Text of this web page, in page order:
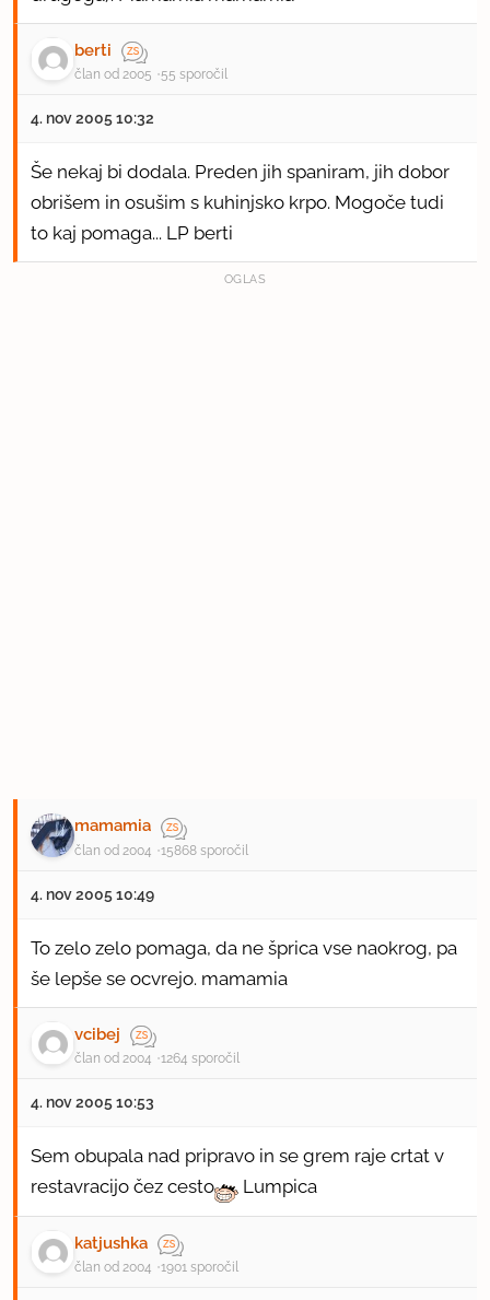
berti
član od 2005 55 sporočil
4. nov 2005 10:32
Še nekaj bi dodala. Preden jih spaniram, jih dobor
obrišem in osušim s kuhinjsko krpo. Mogoče tudi
to kaj pomaga... LP berti
OGLAS
mamamia
član od 2004 15868 sporočil
4. nov 2005 10:49
To zelo zelo pomaga, da ne šprica vse naokrog, pa
še lepše se ocvrejo. mamamia
vcibej
član od 2004 1264 sporočil
4. nov 2005 10:53
Sem obupala nad pripravo in se grem raje crtat v
restavracijo čez cesto
Lumpica
katjushka
član od 2004 1901 sporočil